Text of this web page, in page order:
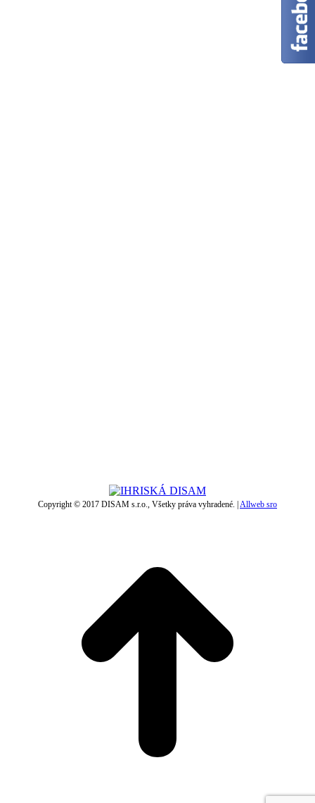
Copyright © 2017 DISAM s.r.o., Všetky práva vyhradené. |Allweb sro